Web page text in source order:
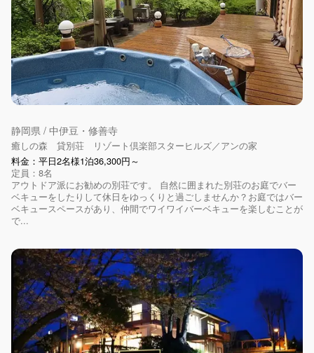
静岡県 / 中伊豆・修善寺
癒しの森 貸別荘 リゾート倶楽部スターヒルズ／アンの家
料金：平日2名様1泊36,300円～
定員：8名
アウトドア派にお勧めの別荘です。 自然に囲まれた別荘のお庭でバー
ベキューをしたりして休日をゆっくりと過ごしませんか？お庭ではバー
ベキュースペースがあり、仲間でワイワイバーベキューを楽しむことが
で...